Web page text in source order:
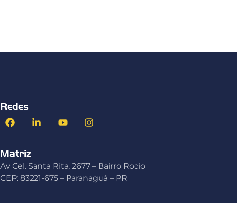
Redes
Matriz
Av Cel. Santa Rita, 2677 – Bairro Rocio
CEP: 83221-675 – Paranaguá – PR